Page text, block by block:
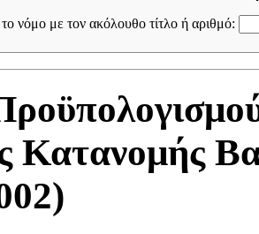
νόμο με τον ακόλουθο τίτλο ή αριθμό:
Κατανομής